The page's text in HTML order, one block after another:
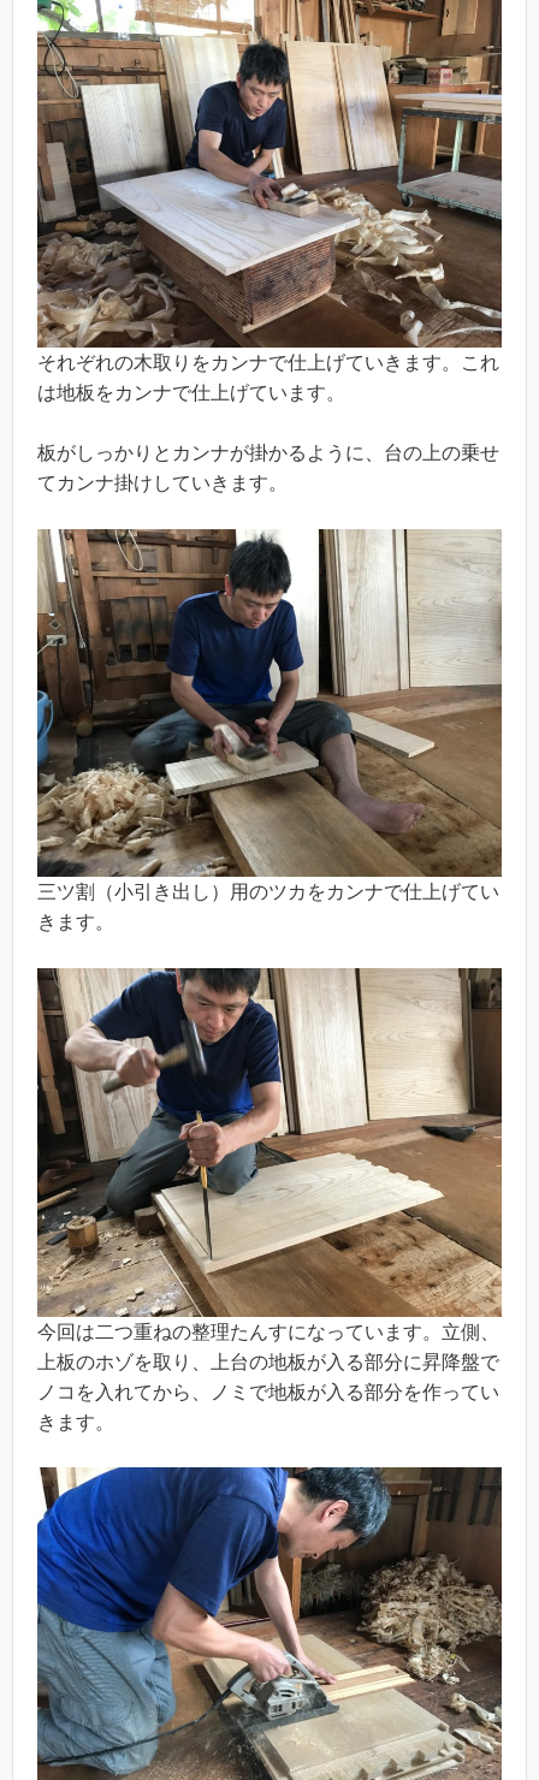
それぞれの木取りをカンナで仕上げていきます。これ
は地板をカンナで仕上げています。
板がしっかりとカンナが掛かるように、台の上の乗せ
てカンナ掛けしていきます。
三ツ割（小引き出し）用のツカをカンナで仕上げてい
きます。
今回は二つ重ねの整理たんすになっています。立側、
上板のホゾを取り、上台の地板が入る部分に昇降盤で
ノコを入れてから、ノミで地板が入る部分を作ってい
きます。